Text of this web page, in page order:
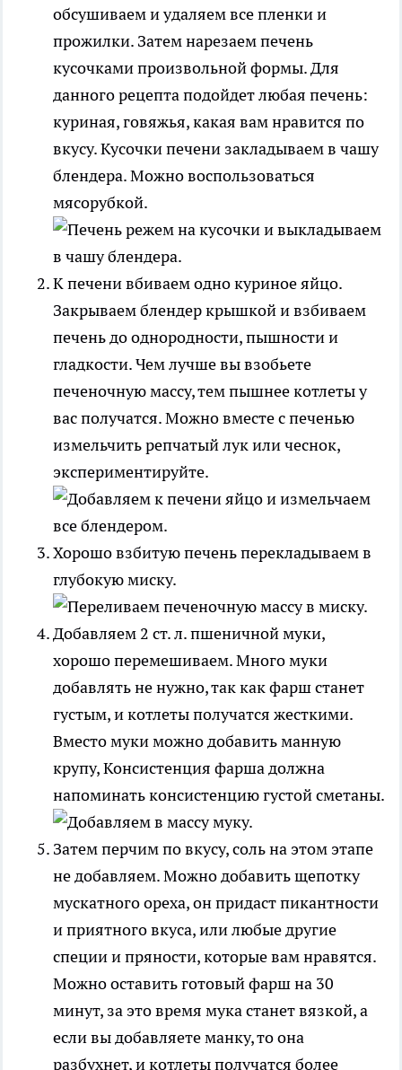
обсушиваем и удаляем все пленки и
прожилки. Затем нарезаем печень
кусочками произвольной формы. Для
данного рецепта подойдет любая печень:
куриная, говяжья, какая вам нравится по
вкусу. Кусочки печени закладываем в чашу
блендера. Можно воспользоваться
мясорубкой.
К печени вбиваем одно куриное яйцо.
Закрываем блендер крышкой и взбиваем
печень до однородности, пышности и
гладкости. Чем лучше вы взобьете
печеночную массу, тем пышнее котлеты у
вас получатся. Можно вместе с печенью
измельчить репчатый лук или чеснок,
экспериментируйте.
Хорошо взбитую печень перекладываем в
глубокую миску.
Добавляем 2 ст. л. пшеничной муки,
хорошо перемешиваем. Много муки
добавлять не нужно, так как фарш станет
густым, и котлеты получатся жесткими.
Вместо муки можно добавить манную
крупу, Консистенция фарша должна
напоминать консистенцию густой сметаны.
Затем перчим по вкусу, соль на этом этапе
не добавляем. Можно добавить щепотку
мускатного ореха, он придаст пикантности
и приятного вкуса, или любые другие
специи и пряности, которые вам нравятся.
Можно оставить готовый фарш на 30
минут, за это время мука станет вязкой, а
если вы добавляете манку, то она
разбухнет, и котлеты получатся более